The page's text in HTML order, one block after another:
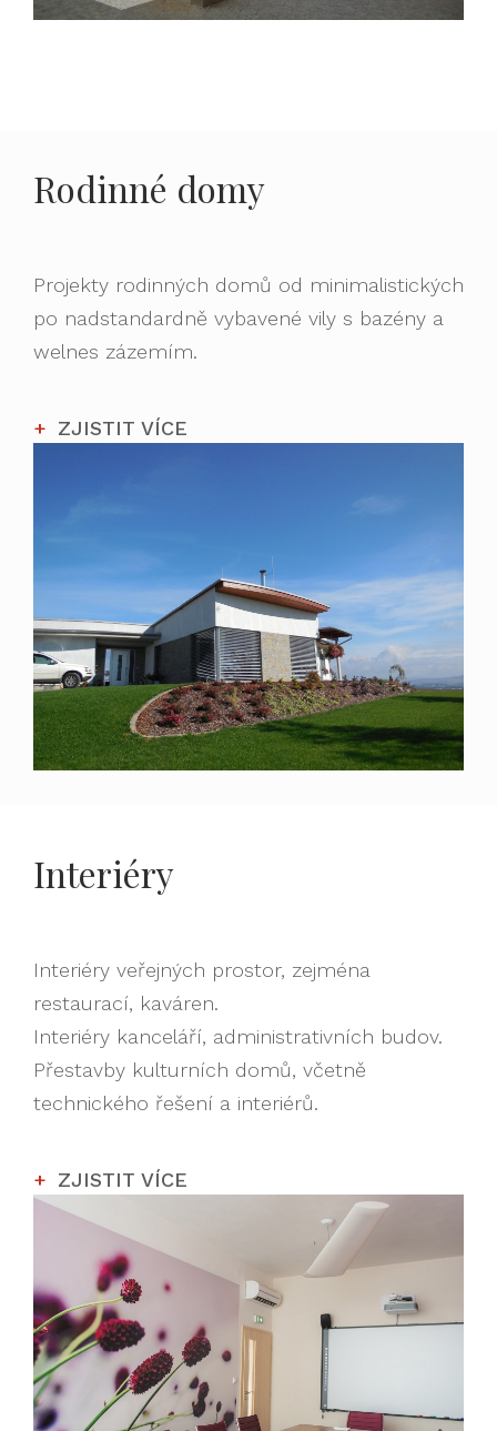
Rodinné domy
Projekty rodinných domů od minimalistických
po nadstandardně vybavené vily s bazény a
welnes zázemím.
ZJISTIT VÍCE
Interiéry
Interiéry veřejných prostor, zejména
restaurací, kaváren.
Interiéry kanceláří, administrativních budov.
Přestavby kulturních domů, včetně
technického řešení a interiérů.
ZJISTIT VÍCE